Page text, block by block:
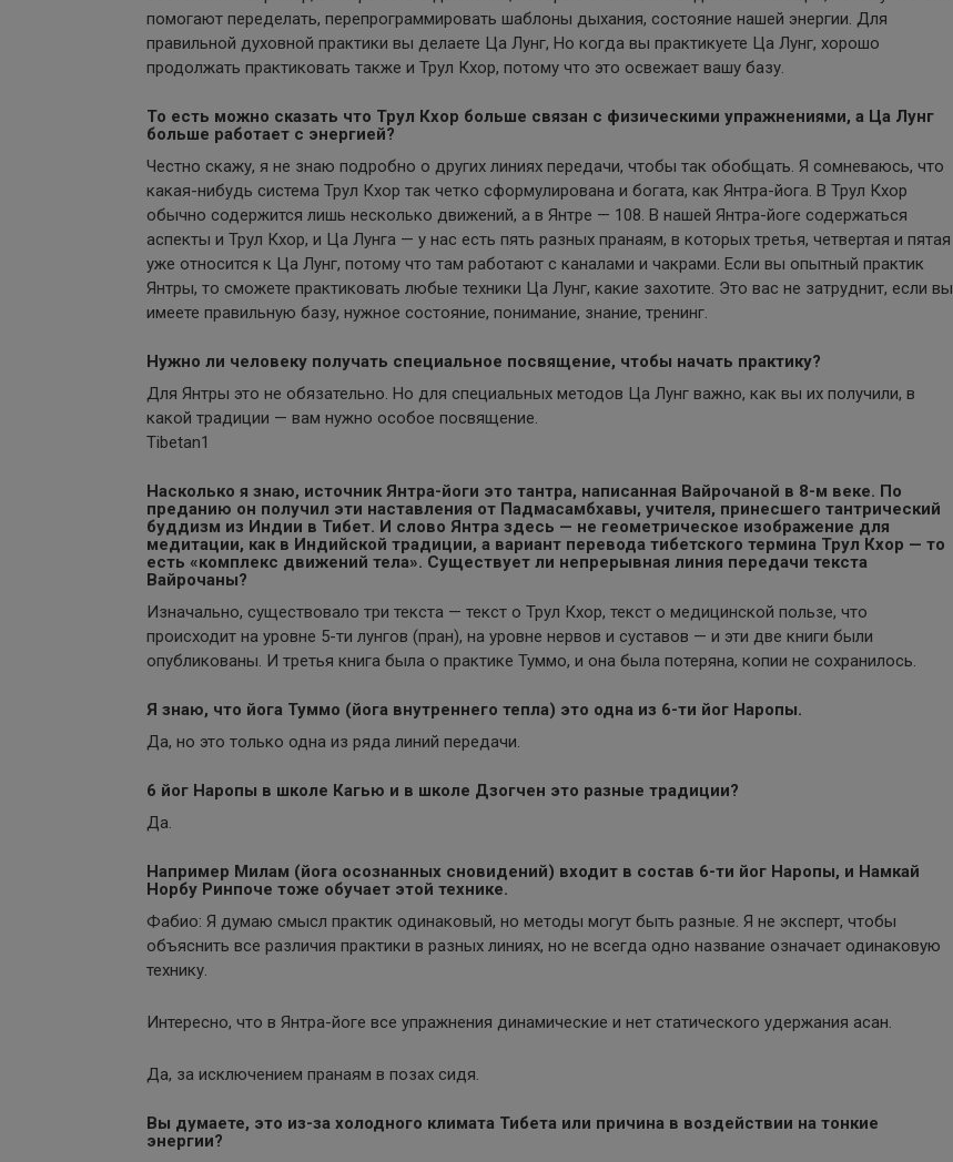
помогают переделать, перепрограммировать шаблоны дыхания, состояние нашей энергии. Для
правильной духовной практики вы делаете Ца Лунг, Но когда вы практикуете Ца Лунг, хорошо
продолжать практиковать также и Трул Кхор, потому что это освежает вашу базу.
То есть можно сказать что Трул Кхор больше связан с физическими упражнениями, а Ца Лунг
больше работает с энергией?
Честно скажу, я не знаю подробно о других линиях передачи, чтобы так обобщать. Я сомневаюсь, что
какая-нибудь система Трул Кхор так четко сформулирована и богата, как Янтра-йога. В Трул Кхор
обычно содержится лишь несколько движений, а в Янтре — 108. В нашей Янтра-йоге содержаться
аспекты и Трул Кхор, и Ца Лунга — у нас есть пять разных пранаям, в которых третья, четвертая и пятая
уже относится к Ца Лунг, потому что там работают с каналами и чакрами. Если вы опытный практик
Янтры, то сможете практиковать любые техники Ца Лунг, какие захотите. Это вас не затруднит, если вы
имеете правильную базу, нужное состояние, понимание, знание, тренинг.
Нужно ли человеку получать специальное посвящение, чтобы начать практику?
Для Янтры это не обязательно. Но для специальных методов Ца Лунг важно, как вы их получили, в
какой традиции — вам нужно особое посвящение.
Tibetan1
Насколько я знаю, источник Янтра-йоги это тантра, написанная Вайрочаной в 8-м веке. По
преданию он получил эти наставления от Падмасамбхавы, учителя, принесшего тантрический
буддизм из Индии в Тибет. И слово Янтра здесь — не геометрическое изображение для
медитации, как в Индийской традиции, а вариант перевода тибетского термина Трул Кхор — то
есть «комплекс движений тела». Существует ли непрерывная линия передачи текста
Вайрочаны?
Изначально, существовало три текста — текст о Трул Кхор, текст о медицинской пользе, что
происходит на уровне 5-ти лунгов (пран), на уровне нервов и суставов — и эти две книги были
опубликованы. И третья книга была о практике Туммо, и она была потеряна, копии не сохранилось.
Я знаю, что йога Туммо (йога внутреннего тепла) это одна из 6-ти йог Наропы.
Да, но это только одна из ряда линий передачи.
6 йог Наропы в школе Кагью и в школе Дзогчен это разные традиции?
Да.
Например Милам (йога осознанных сновидений) входит в состав 6-ти йог Наропы, и Намкай
Норбу Ринпоче тоже обучает этой технике.
Фабио: Я думаю смысл практик одинаковый, но методы могут быть разные. Я не эксперт, чтобы
объяснить все различия практики в разных линиях, но не всегда одно название означает одинаковую
технику.
Интересно, что в Янтра-йоге все упражнения динамические и нет статического удержания асан.
Да, за исключением пранаям в позах сидя.
Вы думаете, это из-за холодного климата Тибета или причина в воздействии на тонкие
энергии?